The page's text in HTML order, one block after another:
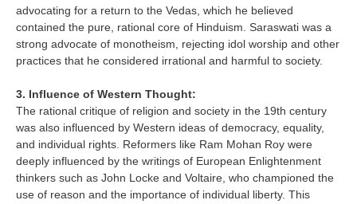
advocating for a return to the Vedas, which he believed
contained the pure, rational core of Hinduism. Saraswati was a
strong advocate of monotheism, rejecting idol worship and other
practices that he considered irrational and harmful to society.
3. Influence of Western Thought:
The rational critique of religion and society in the 19th century
was also influenced by Western ideas of democracy, equality,
and individual rights. Reformers like Ram Mohan Roy were
deeply influenced by the writings of European Enlightenment
thinkers such as John Locke and Voltaire, who championed the
use of reason and the importance of individual liberty. This